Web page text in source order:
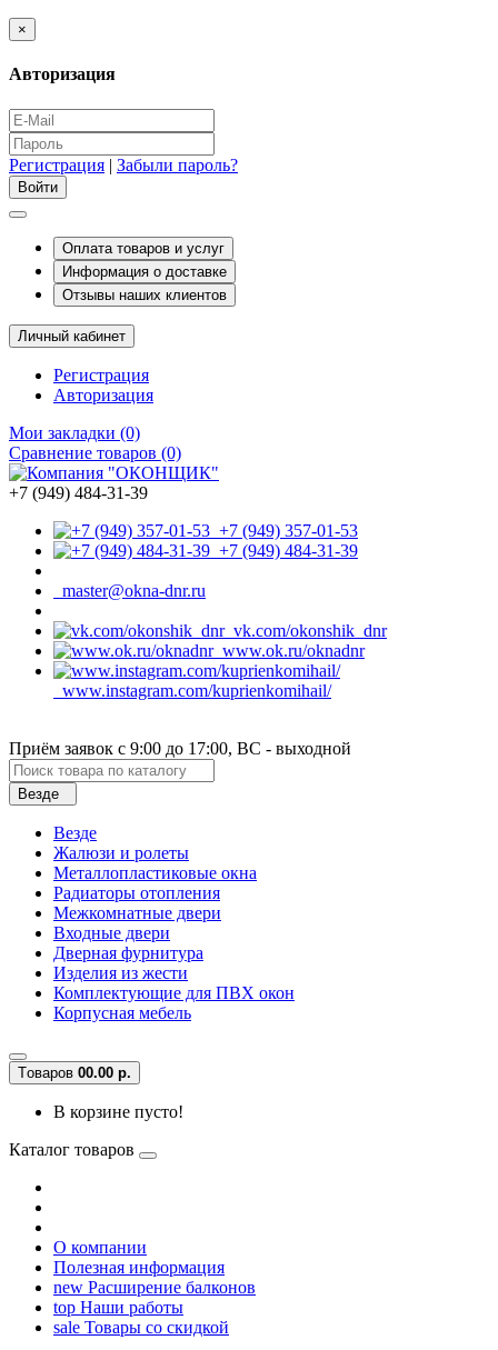
×
Авторизация
Регистрация | Забыли пароль?
Оплата товаров и услуг
Информация о доставке
Отзывы наших клиентов
Личный кабинет
Регистрация
Авторизация
Мои закладки (0)
Сравнение товаров (0)
+7 (949) 484-31-39
+7 (949) 357-01-53
+7 (949) 484-31-39
master@okna-dnr.ru
vk.com/okonshik_dnr
www.ok.ru/oknadnr
www.instagram.com/kuprienkomihail/
Приём заявок с 9:00 до 17:00, ВС - выходной
Везде
Везде
Жалюзи и ролеты
Металлопластиковые окна
Радиаторы отопления
Межкомнатные двери
Входные двери
Дверная фурнитура
Изделия из жести
Комплектующие для ПВХ окон
Корпусная мебель
Tоваров 00.00 р.
В корзине пусто!
Каталог товаров
О компании
Полезная информация
new Расширение балконов
top Наши работы
sale Товары со скидкой